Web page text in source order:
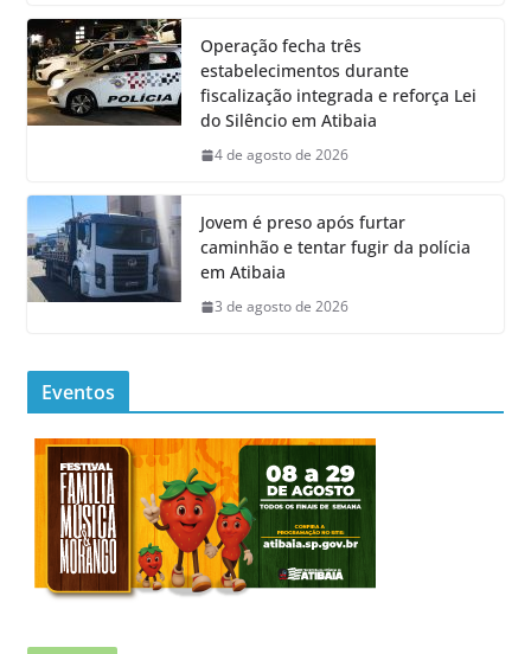
Operação fecha três
estabelecimentos durante
fiscalização integrada e reforça Lei
do Silêncio em Atibaia
4 de agosto de 2026
Jovem é preso após furtar
caminhão e tentar fugir da polícia
em Atibaia
3 de agosto de 2026
Eventos